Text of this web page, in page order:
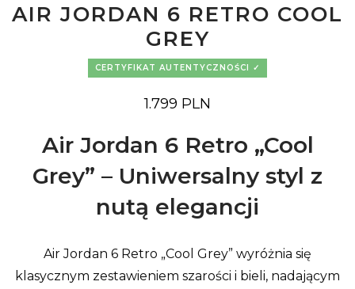
AIR JORDAN 6 RETRO COOL
GREY
CERTYFIKAT AUTENTYCZNOŚCI
1.799 PLN
Air Jordan 6 Retro „Cool
Grey” – Uniwersalny styl z
nutą elegancji
Air Jordan 6 Retro „Cool Grey” wyróżnia się
klasycznym zestawieniem szarości i bieli, nadającym